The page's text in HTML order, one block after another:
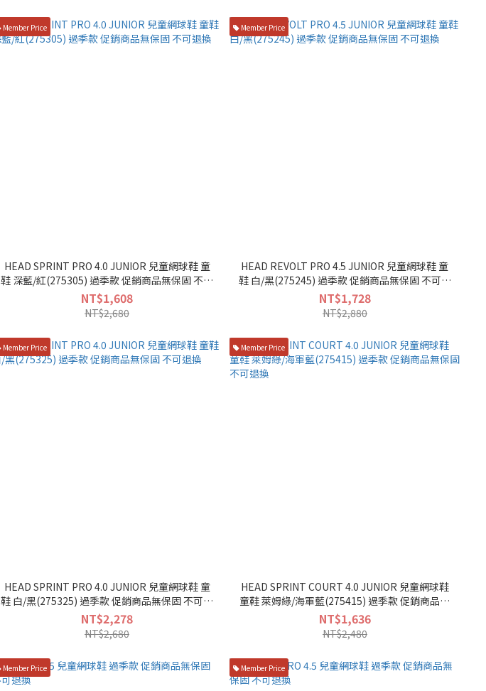
Member Price
HEAD SPRINT PRO 4.0 JUNIOR 兒童網球鞋 童
鞋 深藍/紅(275305) 過季款 促銷商品無保固 不可
退換
NT$1,608
NT$2,680
Member Price
HEAD REVOLT PRO 4.5 JUNIOR 兒童網球鞋 童
鞋 白/黑(275245) 過季款 促銷商品無保固 不可退
換
NT$1,728
NT$2,880
Member Price
HEAD SPRINT PRO 4.0 JUNIOR 兒童網球鞋 童
鞋 白/黑(275325) 過季款 促銷商品無保固 不可退
換
NT$2,278
NT$2,680
Member Price
HEAD SPRINT COURT 4.0 JUNIOR 兒童網球鞋
童鞋 萊姆綠/海軍藍(275415) 過季款 促銷商品無
保固 不可退換
NT$1,636
NT$2,480
Member Price Member Price